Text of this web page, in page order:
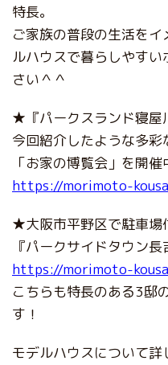
特長。
ご家族の普段の生活を
ルハウスで暮らしやす
さい＾＾
★『パークスランド寝屋
今回紹介したような多
「お家の博覧会」を開催
https://morimoto-
★大阪市平野区で駐車場
『パークサイドタウン長
https://morimoto-
こちらも特長のある3邸
す！
モデルハウスについて